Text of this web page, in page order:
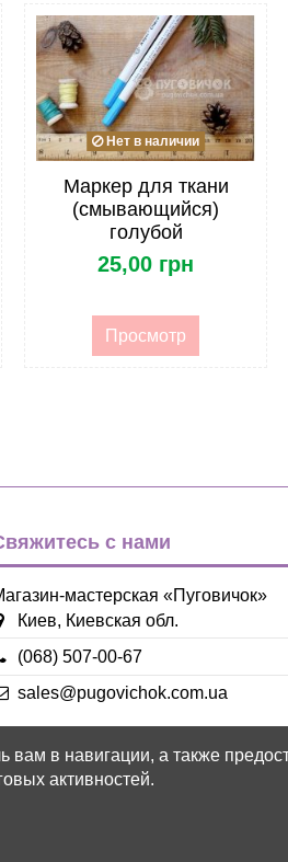
Шаблоны
Украина
Для заколок/
Для книжек/
Инструменты и
Шаблоны для
Растения
Шаблон для
Нет в наличии
Маркер для ткани
(смывающийся)
голубой
25,00 грн
Просмотр
с нами
мастерская «Пуговичок»
Киев, Киевская обл.
(068) 507-00-67
sales@pugovichok.com.ua
в навигации, а также
активностей.